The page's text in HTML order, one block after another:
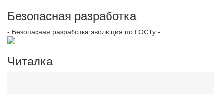
Безопасная разработка
- Безопасная разработка эволюция по ГОСТу -
Читалка